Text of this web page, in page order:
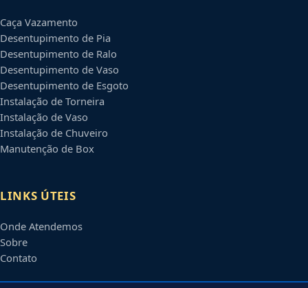
Caça Vazamento
Desentupimento de Pia
Desentupimento de Ralo
Desentupimento de Vaso
Desentupimento de Esgoto
Instalação de Torneira
Instalação de Vaso
Instalação de Chuveiro
Manutenção de Box
LINKS ÚTEIS
Onde Atendemos
Sobre
Contato